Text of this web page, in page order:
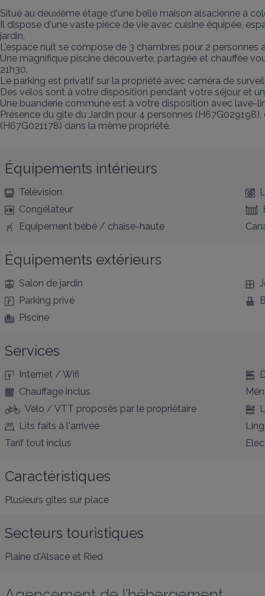
Situé au deuxième étage d'une belle maison alsacienne à
Il dispose d'une vaste pièce de vie avec cuisine équipée,
jardin.
L'espace nuit se compose de 3 chambres pour 2
Une magnifique piscine découverte, partagée et chauffée
21h30.
Le parking est privatif sur la propriété avec caméra de
Des vélos sont à votre disposition pendant votre séjour et
Une buanderie commune est à votre disposition avec lave-
Présence du gîte du Jardin pour 4 personnes
(H67G021178) dans la même propriété.
Équipements intérieurs
Télévision
Congélateur
Equipement bébé / chaise-haute
Équipements extérieurs
Salon de jardin
Parking privé
Piscine
Services
Internet / Wifi
Chauffage inclus
Vélo / VTT proposés par le propriétaire
Lits faits à l'arrivée
Tarif tout inclus
Caractéristiques
Plusieurs gîtes sur place
Secteurs touristiques
Plaine d'Alsace et Ried